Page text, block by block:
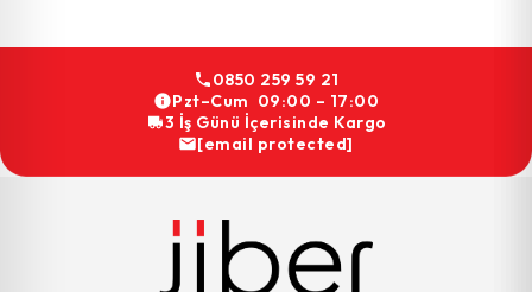
0850 259 59 21
Pzt–Cum 09:00 – 17:00
3 İş Günü İçerisinde Kargo
[email protected]